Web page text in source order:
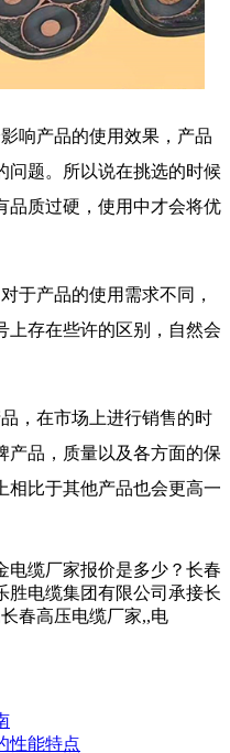
响产品的使用效果，产品
问题。所以说在挑选的时候
品质过硬，使用中才会将优
于产品的使用需求不同，
上存在些许的区别，自然会
，在市场上进行销售的时
产品，质量以及各方面的保
相比于其他产品也会更高一
电缆厂家报价是多少？长春
胜电缆集团有限公司承接长
春高压电缆厂家,,电
性能特点